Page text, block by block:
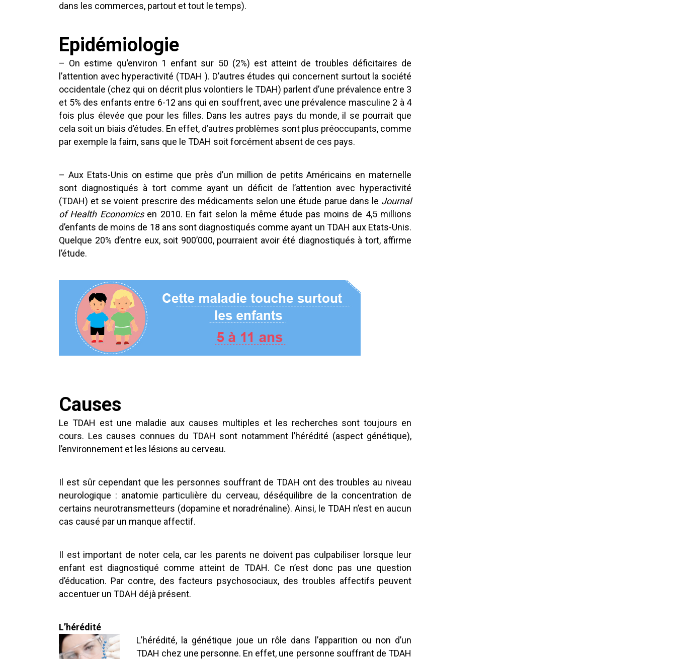
dans les commerces, partout et tout le temps).
Epidémiologie
– On estime qu’environ 1 enfant sur 50 (2%) est atteint de troubles déficitaires de
l’attention avec hyperactivité (TDAH ). D’autres études qui concernent surtout la société
occidentale (chez qui on décrit plus volontiers le TDAH) parlent d’une prévalence entre 3
et 5% des enfants entre 6-12 ans qui en souffrent, avec une prévalence masculine 2 à 4
fois plus élevée que pour les filles. Dans les autres pays du monde, il se pourrait que
cela soit un biais d’études. En effet, d’autres problèmes sont plus préoccupants, comme
par exemple la faim, sans que le TDAH soit forcément absent de ces pays.
– Aux Etats-Unis on estime que près d’un million de petits Américains en maternelle
sont diagnostiqués à tort comme ayant un déficit de l’attention avec hyperactivité
(TDAH) et se voient prescrire des médicaments selon une étude parue dans le Journal
of Health Economicsen 2010. En fait selon la même étude pas moins de 4,5 millions
d’enfants de moins de 18 ans sont diagnostiqués comme ayant un TDAH aux Etats-Unis.
Quelque 20% d’entre eux, soit 900’000, pourraient avoir été diagnostiqués à tort, affirme
l’étude.
Causes
Le TDAH est une maladie aux causes multiples et les recherches sont toujours en
cours. Les causes connues du TDAH sont notamment l’hérédité (aspect génétique),
l’environnement et les lésions au cerveau.
Il est sûr cependant que les personnes souffrant de TDAH ont des troubles au niveau
neurologique : anatomie particulière du cerveau, déséquilibre de la concentration de
certains neurotransmetteurs (dopamine et noradrénaline). Ainsi, le TDAH n’est en aucun
cas causé par un manque affectif.
Il est important de noter cela, car les parents ne doivent pas culpabiliser lorsque leur
enfant est diagnostiqué comme atteint de TDAH. Ce n’est donc pas une question
d’éducation. Par contre, des facteurs psychosociaux, des troubles affectifs peuvent
accentuer un TDAH déjà présent.
L’hérédité
L’hérédité, la génétique joue un rôle dans l’apparition ou non d’un
TDAH chez une personne. En effet, une personne souffrant de TDAH